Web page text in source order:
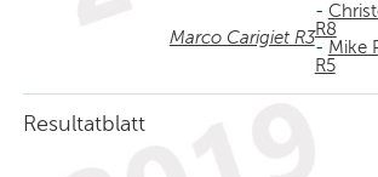
Marco Carigiet R3
-
R8
- Mike
R5
Resultatblatt